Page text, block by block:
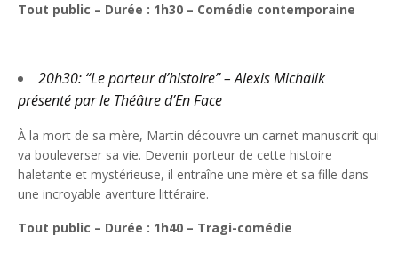
Tout public – Durée : 1h30 – Comédie contemporaine
20h30: “Le porteur d’histoire” – Alexis Michalik
présenté par le Théâtre d’En Face
À la mort de sa mère, Martin découvre un carnet manuscrit qui
va bouleverser sa vie. Devenir porteur de cette histoire
haletante et mystérieuse, il entraîne une mère et sa fille dans
une incroyable aventure littéraire.
Tout public – Durée : 1h40 – Tragi-comédie